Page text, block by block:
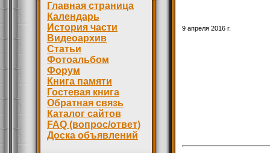
Главная страница
Календарь
История части
Видеоархив
Статьи
Фотоальбом
Форум
Книга памяти
Гостевая книга
Обратная связь
Каталог сайтов
FAQ (вопрос/ответ)
Доска объявлений
9 апреля 2016 г.